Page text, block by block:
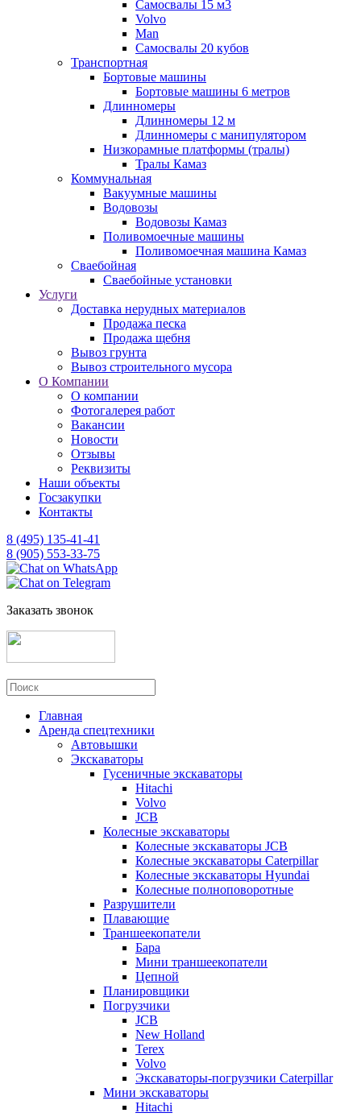
Самосвалы 15 м3
Volvo
Man
Самосвалы 20 кубов
Транспортная
Бортовые машины
Бортовые машины 6 метров
Длинномеры
Длинномеры 12 м
Длинномеры с манипулятором
Низкорамные платформы (тралы)
Тралы Камаз
Коммунальная
Вакуумные машины
Водовозы
Водовозы Камаз
Поливомоечные машины
Поливомоечная машина Камаз
Сваебойная
Сваебойные установки
Услуги
Доставка нерудных материалов
Продажа песка
Продажа щебня
Вывоз грунта
Вывоз строительного мусора
О Компании
О компании
Фотогалерея работ
Вакансии
Новости
Отзывы
Реквизиты
Наши объекты
Госзакупки
Контакты
8 (495) 135-41-41
8 (905) 553-33-75
Заказать звонок
Главная
Аренда спецтехники
Автовышки
Экскаваторы
Гусеничные экскаваторы
Hitachi
Volvo
JCB
Колесные экскаваторы
Колесные экскаваторы JCB
Колесные экскаваторы Caterpillar
Колесные экскаваторы Hyundai
Колесные полноповоротные
Разрушители
Плавающие
Траншеекопатели
Бара
Мини траншеекопатели
Цепной
Планировщики
Погрузчики
JCB
New Holland
Terex
Volvo
Экскаваторы-погрузчики Caterpillar
Мини экскаваторы
Hitachi